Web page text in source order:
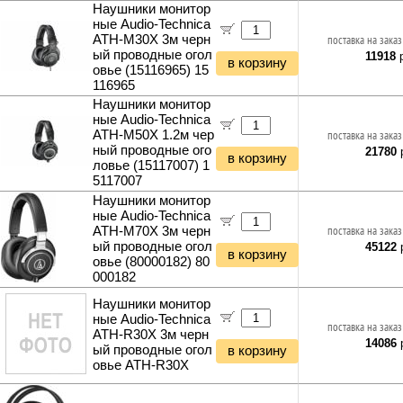
Садовые инструменты
Наборы инструментов
Хранение инструментов
Удлинители силовые
Фонари и мобильные светильники
Мультитулы и ножи
Инструменты и техника прочее
Наушники монитор
ные Audio-Technica
ATH-M30X 3м черн
ый проводные огол
овье (15116965) 15
116965
в корзину
поставка на
11918
Наушники монитор
ные Audio-Technica
ATH-M50X 1.2м чер
ный проводные ого
ловье (15117007) 1
5117007
в корзину
поставка на
21780
Наушники монитор
ные Audio-Technica
ATH-M70X 3м черн
ый проводные огол
овье (80000182) 80
000182
в корзину
поставка на
45122
Наушники монитор
ные Audio-Technica
ATH-R30X 3м черн
ый проводные огол
овье ATH-R30X
в корзину
поставка на
14086